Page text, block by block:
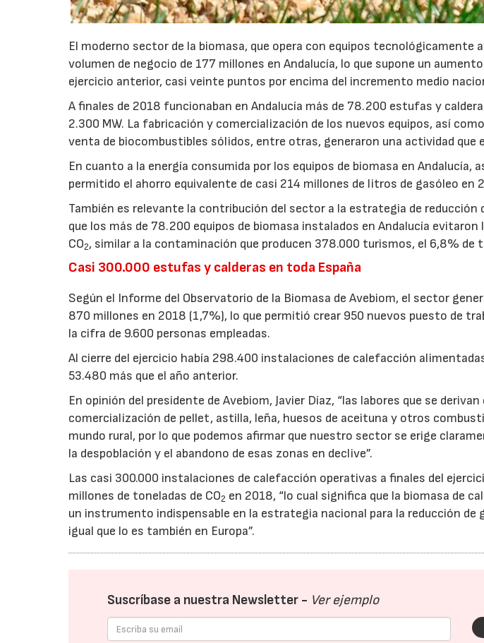
El moderno sector de la biomasa, que opera con equipos tecnológicamente
volumen de negocio de 177 millones en Andalucía, lo que supone un
ejercicio anterior, casi veinte puntos por encima del incremento medio
A finales de 2018 funcionaban en Andalucía más de 78.200 estufas y
2.300 MW. La fabricación y comercialización de los nuevos equipos, así
venta de biocombustibles sólidos, entre otras, generaron una actividad que
En cuanto a la energía consumida por los equipos de biomasa en Andalucía,
permitido el ahorro equivalente de casi 214 millones de litros de gasóleo en
También es relevante la contribución del sector a la estrategia de reducción
que los más de 78.200 equipos de biomasa instalados en Andalucía evitaron
CO2, similar a la contaminación que producen 378.000 turismos, el 6,8% de
Casi 300.000 estufas y calderas en toda España
Según el Informe del Observatorio de la Biomasa de Avebiom, el sector
870 millones en 2018 (1,7%), lo que permitió crear 950 nuevos puesto de
la cifra de 9.600 personas empleadas.
Al cierre del ejercicio había 298.400 instalaciones de calefacción
53.480 más que el año anterior.
En opinión del presidente de Avebiom, Javier Díaz, “las labores que se
comercialización de pellet, astilla, leña, huesos de aceituna y otros
mundo rural, por lo que podemos afirmar que nuestro sector se erige
la despoblación y el abandono de esas zonas en declive”.
Las casi 300.000 instalaciones de calefacción operativas a finales del
millones de toneladas de CO2 en 2018, “lo cual significa que la biomasa de
un instrumento indispensable en la estrategia nacional para la reducción de
igual que lo es también en Europa”.
Suscríbase a nuestra Newsletter - Ver ejemplo